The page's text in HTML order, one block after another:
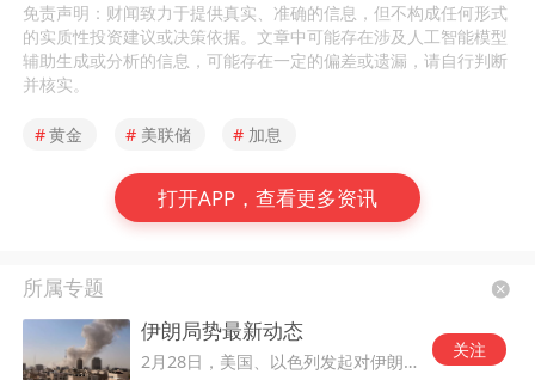
免责声明：财闻致力于提供真实、准确的信息，但不构成任何形式
的实质性投资建议或决策依据。文章中可能存在涉及人工智能模型
辅助生成或分析的信息，可能存在一定的偏差或遗漏，请自行判断
并核实。
#黄金 # 美联储 # 加息
打开APP，查看更多资讯
所属专题
伊朗局势最新动态
2月28日，美国、以色列发起对伊朗的军事打击。
关注